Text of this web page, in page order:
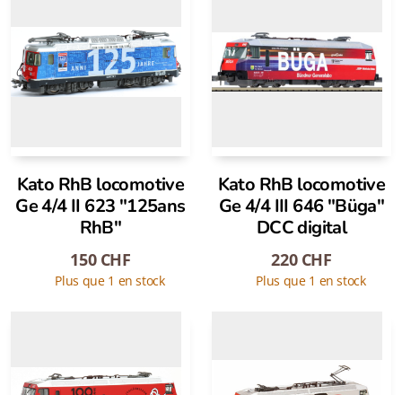
Kato RhB locomotive
Ge 4/4 II 623 "125ans
RhB"
150CHF
Plus que 1 en stock
Kato RhB locomotive
Ge 4/4 III 646 "Büga"
DCC digital
220CHF
Plus que 1 en stock